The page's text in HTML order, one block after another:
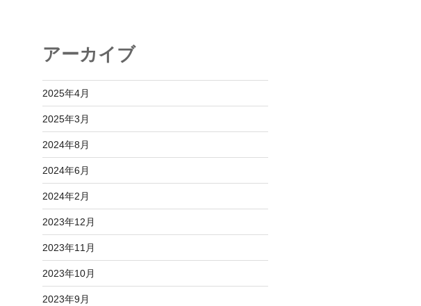
アーカイブ
2025年4月
2025年3月
2024年8月
2024年6月
2024年2月
2023年12月
2023年11月
2023年10月
2023年9月